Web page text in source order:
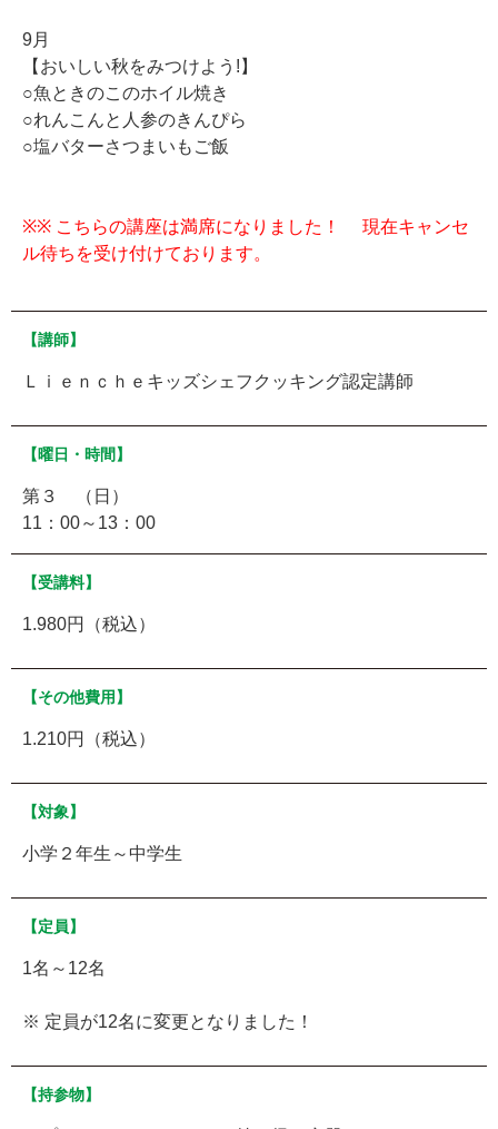
9月
【おいしい秋をみつけよう!】
○魚ときのこのホイル焼き
○れんこんと人参のきんぴら
○塩バターさつまいもご飯
※※ こちらの講座は満席になりました！ 現在キャンセ
ル待ちを受け付けております。
【講師】
Ｌｉｅｎｃｈｅキッズシェフクッキング認定講師
【曜日・時間】
第３ （日）
11：00～13：00
【受講料】
1.980円（税込）
【その他費用】
1.210円（税込）
【対象】
小学２年生～中学生
【定員】
1名～12名
※ 定員が12名に変更となりました！
【持参物】